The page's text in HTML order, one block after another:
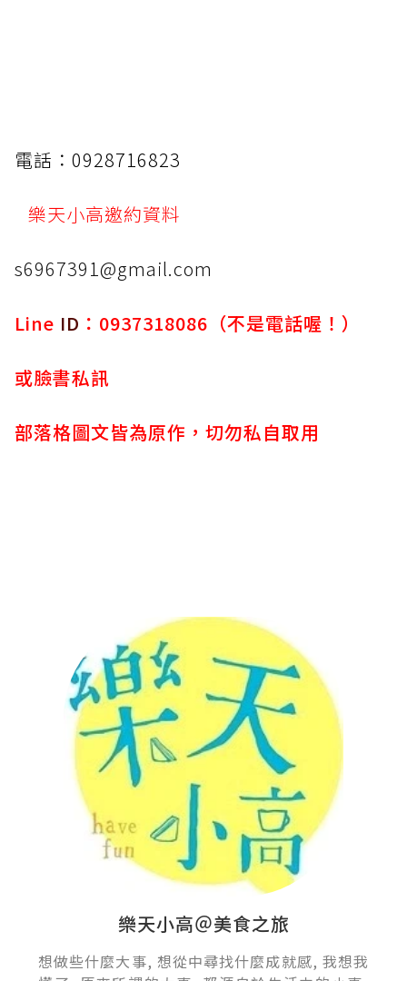
電話：0928716823
樂天小高邀約資料
s6967391@gmail.com
Line ID ：0937318086（不是電話喔！）
或臉書私訊
部落格圖文皆為原作，切勿私自取用
樂天小高＠美食之旅
想做些什麼大事, 想從中尋找什麼成就感, 我想我